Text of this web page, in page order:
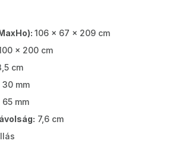
106 x 67 x 209 cm
x 200 cm
cm
30 mm
65 mm
7,6 cm